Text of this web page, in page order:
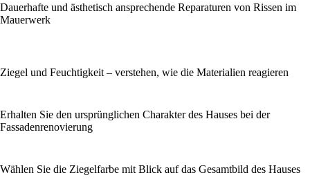
Dauerhafte und ästhetisch ansprechende Reparaturen von Rissen im
Mauerwerk
Ziegel und Feuchtigkeit – verstehen, wie die Materialien reagieren
Erhalten Sie den ursprünglichen Charakter des Hauses bei der
Fassadenrenovierung
Wählen Sie die Ziegelfarbe mit Blick auf das Gesamtbild des Hauses